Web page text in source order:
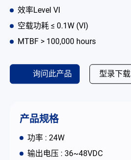
效率Level VI
空载功耗 ≤ 0.1W (VI)
MTBF > 100,000 hours
询问此产品 型录下载
产品规格
功率 : 24W
输出电压 : 36~48VDC
为何选择翌胜
最新消息
公司简介
联络我们
简体中文 English